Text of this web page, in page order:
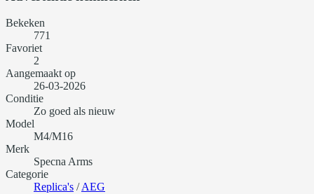
Bekeken
771
Favoriet
2
Aangemaakt op
26-03-2026
Conditie
Zo goed als nieuw
Model
M4/M16
Merk
Specna Arms
Categorie
Replica's /AEG